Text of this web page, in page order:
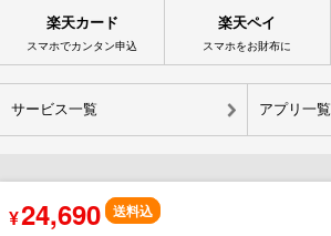
¥24,690 送料込
楽天カード
スマホでカンタン申込
楽天ペイ
スマホをお財布に
サービス一覧 アプリ一覧